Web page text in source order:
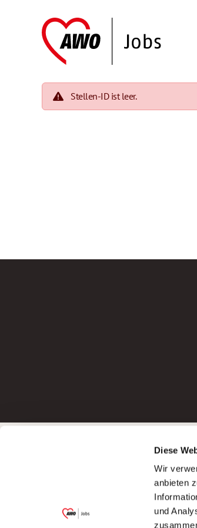
Diese
Wir
anbieten
und
Stellen-ID ist leer.
Garitz Bewirtschaftungsbetriebe GmbH
(Ein Tochterunternehmen des AWO
Bezirksverbandes Unterfranken e.V.)